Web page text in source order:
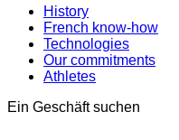
History
French know-how
Technologies
Our commitments
Athletes
Ein Geschäft suchen